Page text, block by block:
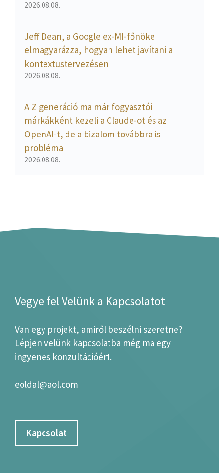
2026.08.08.
Jeff Dean, a Google ex-MI-főnöke
elmagyarázza, hogyan lehet javítani a
kontextustervezésen
2026.08.08.
A Z generáció ma már fogyasztói
márkákként kezeli a Claude-ot és az
OpenAI-t, de a bizalom továbbra is
probléma
2026.08.08.
Vegye fel Velünk a Kapcsolatot
Van egy projekt, amiről beszélni szeretne?
Lépjen velünk kapcsolatba még ma egy
ingyenes konzultációért.
eoldal@aol.com
Kapcsolat